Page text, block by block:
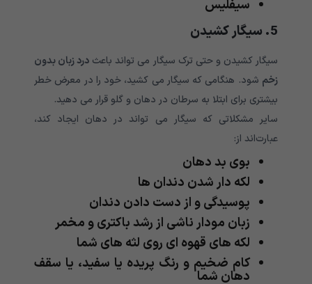
سیفلیس
5. سیگار کشیدن
سیگار کشیدن و حتی ترک سیگار می تواند باعث درد زبان بدون
زخم شود. هنگامی که سیگار می کشید، خود را در معرض خطر
بیشتری برای ابتلا به سرطان در دهان و گلو قرار می دهید.
سایر مشکلاتی که سیگار می تواند در دهان ایجاد کند،
عبارت‌اند از:
بوی بد دهان
لکه دار شدن دندان ها
پوسیدگی و از دست دادن دندان
زبان مودار ناشی از رشد باکتری و مخمر
لکه های قهوه ای روی لثه های شما
کام ضخیم و رنگ پریده یا سفید، یا سقف
دهان شما